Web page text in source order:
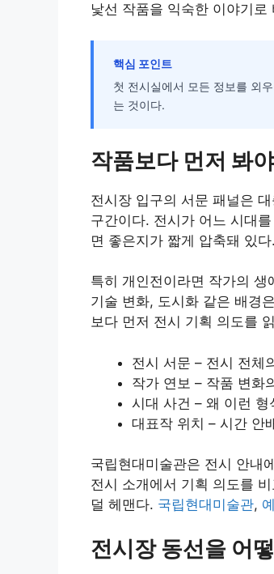
낯선 작품을 익숙한 이야기로
핵심 포인트
첫 전시실에서 모든 정보를 외
는 것이다.
작품보다 먼저 봐
전시장 입구의 서문 패널은
구간이다. 전시가 어느 시대
면 좋은지가 짧게 압축돼 있다.
특히 개인전이라면 작가의
기술 변화, 도시화 같은 배경
보다 먼저 전시 기획 의도를
전시 서문 – 전시 전체
작가 연보 – 작품 변화
시대 사건 – 왜 이런 형
대표작 위치 – 시간 안
국립현대미술관은 전시 안내
전시 소개에서 기획 의도를
덜 헤맨다. 국립현대미술관,
전시장 동선을 어